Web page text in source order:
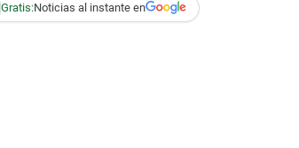
Gratis:Noticias al instante en